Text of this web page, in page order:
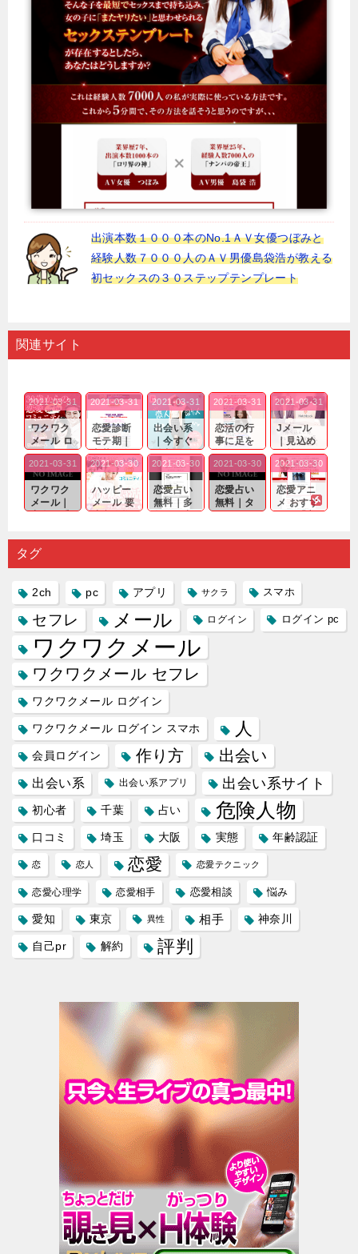
出演本数１０００本のNo.1ＡＶ女優つぼみと
経験人数７０００人のＡＶ男優島袋浩が教える
初セックスの３０ステップテンプレート
関連サイト
ワクワク
メール ロ
グイン pc
｜心の底
から真
剣...
2021-03-31
恋愛診断
モテ期｜
老若男女
問わ
ず…。
2021-03-31
出会い系
｜今すぐ
仲良くな
れる相手
探しをし
たいと...
2021-03-31
恋活の行
事に足を
運んでも
出会いの
チャンス
が訪れ...
2021-03-31
Jメール
｜見込め
る効果が
確実なも
のであっ
ても…...
2021-03-31
ワクワク
メール｜
り会った
人に軽...
2021-03-31
ハッピー
メール 要
するので
2021-03-30
恋愛占い
無料｜多
プリの内
2021-03-30
恋愛占い
無料｜タ
る人に恋
2021-03-30
恋愛アニ
メ おすす
雑で素人
2021-03-30
タグ
2ch pc アプリ サクラ スマホ
セフレ メール ログイン ログイン pc
ワクワクメール
ワクワクメール セフレ
ワクワクメール ログイン
ワクワクメール ログイン スマホ 人
会員ログイン 作り方 出会い
出会い系 出会い系アプリ 出会い系サイト
初心者 千葉 占い 危険人物
口コミ 埼玉 大阪 実態 年齢認証
恋 恋人 恋愛 恋愛テクニック
恋愛心理学 恋愛相手 恋愛相談 悩み
愛知 東京 異性 相手 神奈川
自己pr 解約 評判